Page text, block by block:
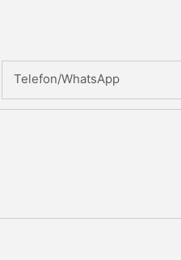
Telefon/WhatsApp